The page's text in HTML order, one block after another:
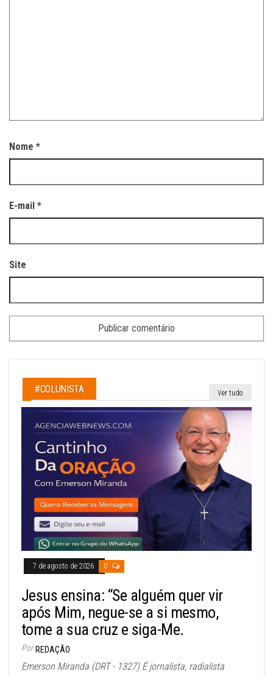
Nome *
E-mail *
Site
#COLUNISTA Ver tudo
7 de agosto de 2026 0
Jesus ensina: “Se alguém quer vir
após Mim, negue-se a si mesmo,
tome a sua cruz e siga-Me.
Por REDAÇÃO
Emerson Miranda (DRT - 1327) É jornalista, radialista